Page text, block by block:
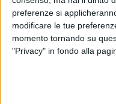
preferenze si
modificare le tue
momento tornando su
"Privacy" in fondo alla